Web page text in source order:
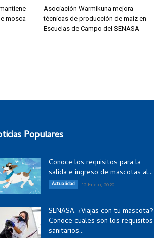
mosca
Asociación Warmikuna mejora
técnicas de producción de maíz en
Escuelas de Campo del SENASA
Populares
Conoce los requisitos para la
salida e ingreso de mascotas al...
Actualidad 12 Enero, 2020
SENASA: ¿Viajas con tu mascota?
Conoce cuales son los requisitos
sanitarios...